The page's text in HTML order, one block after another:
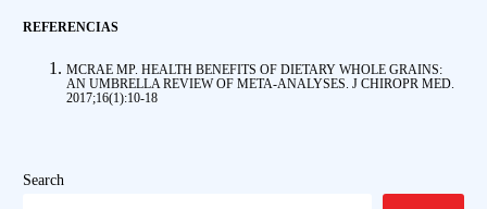
REFERENCIAS
MCRAE MP. HEALTH BENEFITS OF DIETARY WHOLE GRAINS:
AN UMBRELLA REVIEW OF META-ANALYSES. J CHIROPR MED.
2017;16(1):10-18
Search